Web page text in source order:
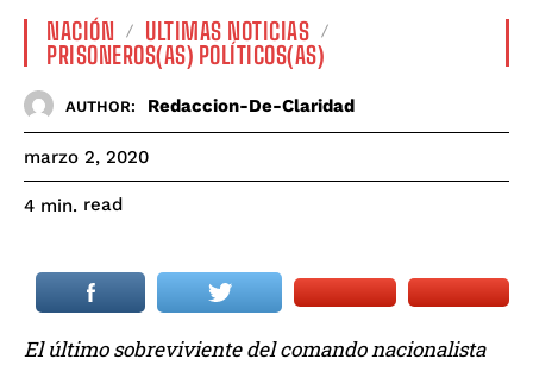
NACIÓN
ULTIMAS NOTICIAS
PRISONEROS(AS) POLÍTICOS(AS)
AUTHOR: Redaccion-De-Claridad
marzo 2, 2020
4 min. read
El último sobreviviente del comando nacionalista